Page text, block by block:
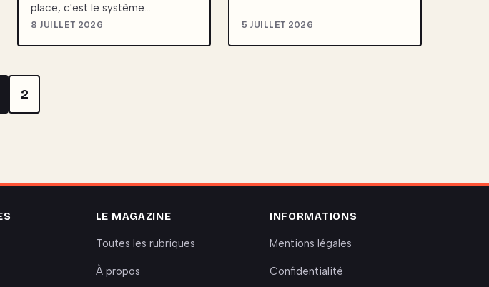
place, c'est le système…
8 JUILLET 2026 5 JUILLET 2026
2
LE MAGAZINE
Toutes les rubriques
À propos
INFORMATIONS
Mentions légales
Confidentialité